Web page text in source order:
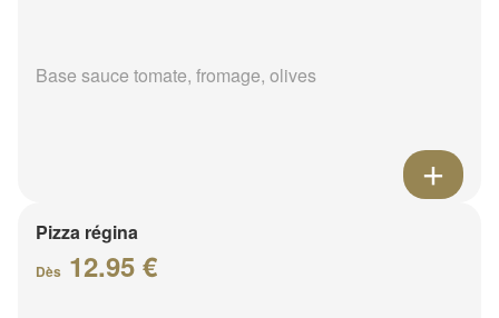
Base sauce tomate, fromage, olives
Pizza régina
Dès 12.95 €